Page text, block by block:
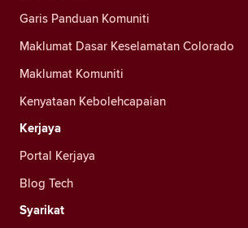
Garis Panduan Komuniti
Maklumat Dasar Keselamatan Colorado
Maklumat Komuniti
Kenyataan Kebolehcapaian
Kerjaya
Portal Kerjaya
Blog Tech
Syarikat